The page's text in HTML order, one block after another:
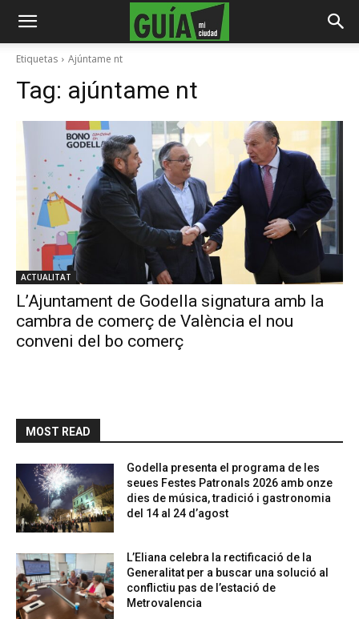
Etiquetas Ajúntame nt
Tag: ajúntame nt
ACTUALITAT
L’Ajuntament de Godella signatura amb la
cambra de comerç de València el nou
conveni del bo comerç
MOST READ
Godella presenta el programa de les
seues Festes Patronals 2026 amb onze
dies de música, tradició i gastronomia
del 14 al 24 d’agost
L’Eliana celebra la rectificació de la
Generalitat per a buscar una solució al
conflictiu pas de l’estació de
Metrovalencia